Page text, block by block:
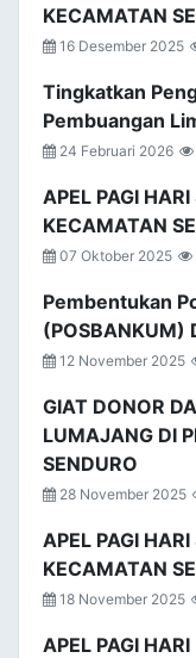
KECAMATAN
16 Desember 2025
Tingkatkan
Pembuangan
24 Februari 2026
APEL PAGI
KECAMATAN
07 Oktober 2025
Pembentukan
(POSBANKUM)
12 November 2025
GIAT DONOR
LUMAJANG DI
SENDURO
28 November 2025
APEL PAGI
KECAMATAN
18 November 2025
APEL PAGI